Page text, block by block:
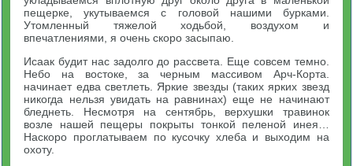
пещерке, укутываемся с головой нашими бурками.
Утомленный тяжелой ходьбой, воздухом и
впечатлениями, я очень скоро засыпаю.
Исаак будит нас задолго до рассвета. Еще совсем темно.
Небо на востоке, за черным массивом Арч-Корта.
начинает едва светлеть. Яркие звезды (таких ярких звезд
никогда нельзя увидать на равнинах) еще не начинают
бледнеть. Несмотря на сентябрь, верхушки травинок
возле нашей пещеры покрыты тонкой пеленой инея…
Наскоро проглатываем по кусочку хлеба и выходим на
охоту.